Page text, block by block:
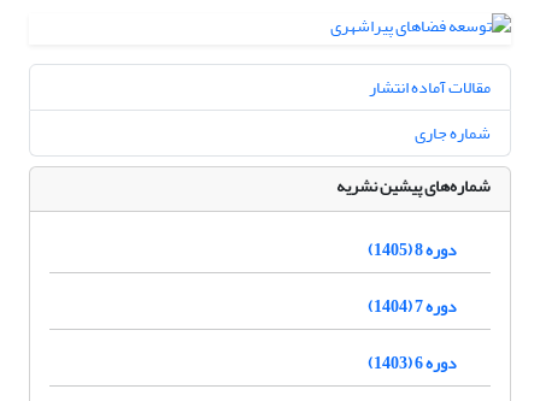
مقالات آماده انتشار
شماره جاری
شماره‌های پیشین نشریه
دوره 8 (1405)
دوره 7 (1404)
دوره 6 (1403)